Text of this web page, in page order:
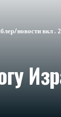
новости вкл .